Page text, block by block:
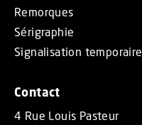
Remorques
Sérigraphie
Signalisation temporaire
Contact
4 Rue Louis Pasteur